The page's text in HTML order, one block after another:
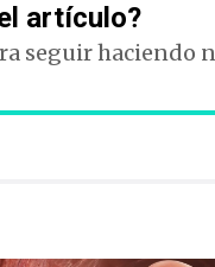
artículo?
seguir haciendo